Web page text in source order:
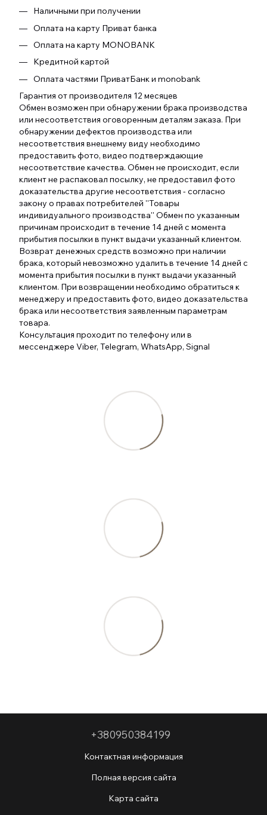
Наличными при получении
Оплата на карту Приват банка
Оплата на карту MONOBANK
Кредитной картой
Оплата частями ПриватБанк и monobank
Гарантия от производителя 12 месяцев
Обмен возможен при обнаружении брака производства
или несоответствия оговоренным деталям заказа. При
обнаружении дефектов производства или
несоответствия внешнему виду необходимо
предоставить фото, видео подтверждающие
несоответствие качества. Обмен не происходит, если
клиент не распаковал посылку, не предоставил фото
доказательства другие несоответствия - согласно
закону о правах потребителей ''Товары
индивидуального производства'' Обмен по указанным
причинам происходит в течение 14 дней с момента
прибытия посылки в пункт выдачи указанный клиентом.
Возврат денежных средств возможно при наличии
брака, который невозможно удалить в течение 14 дней с
момента прибытия посылки в пункт выдачи указанный
клиентом. При возвращении необходимо обратиться к
менеджеру и предоставить фото, видео доказательства
брака или несоответствия заявленным параметрам
товара.
Консультация проходит по телефону или в
мессенджере Viber, Telegram, WhatsApp, Signal
+380950384199
Контактная информация
Полная версия сайта
Карта сайта